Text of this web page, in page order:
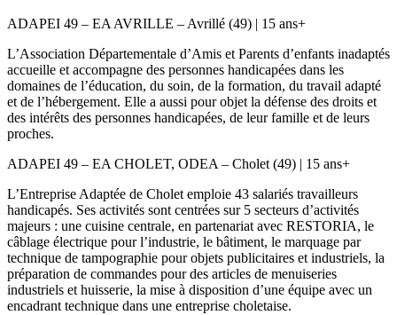
ADAPEI 49 – EA AVRILLE – Avrillé (49) | 15 ans+
L’Association Départementale d’Amis et Parents d’enfants inadaptés
accueille et accompagne des personnes handicapées dans les
domaines de l’éducation, du soin, de la formation, du travail adapté
et de l’hébergement. Elle a aussi pour objet la défense des droits et
des intérêts des personnes handicapées, de leur famille et de leurs
proches.
ADAPEI 49 – EA CHOLET, ODEA – Cholet (49) | 15 ans+
L’Entreprise Adaptée de Cholet emploie 43 salariés travailleurs
handicapés. Ses activités sont centrées sur 5 secteurs d’activités
majeurs : une cuisine centrale, en partenariat avec RESTORIA, le
câblage électrique pour l’industrie, le bâtiment, le marquage par
technique de tampographie pour objets publicitaires et industriels, la
préparation de commandes pour des articles de menuiseries
industriels et huisserie, la mise à disposition d’une équipe avec un
encadrant technique dans une entreprise choletaise.